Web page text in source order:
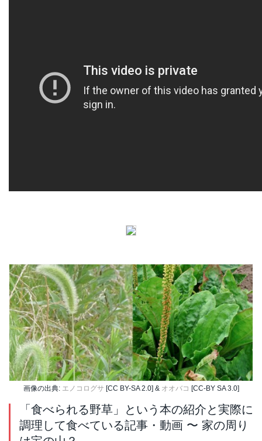
画像の出典: エノコログサ [CC BY-SA 2.0] & オオバコ [CC-BY SA 3.0]
「食べられる野草」という本の紹介と実際に
調理して食べている記事・動画 〜 家の周り